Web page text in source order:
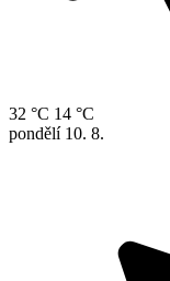
32 °C 14 °C
pondělí 10. 8.